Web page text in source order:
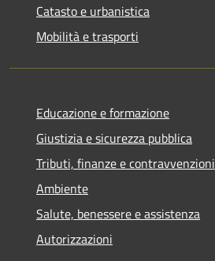
Catasto e urbanistica
Mobilità e trasporti
Educazione e formazione
Giustizia e sicurezza pubblica
Tributi, finanze e contravvenzioni
Ambiente
Salute, benessere e assistenza
Autorizzazioni